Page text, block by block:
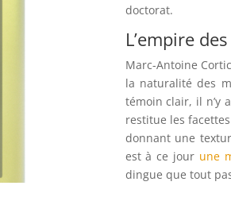
doctorat.
L’empire
Marc-Antoine
la naturalité des
témoin clair, il n’y
restitue les
donnant une
est à ce jour une
dingue que tout